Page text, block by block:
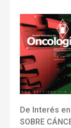
De Interés en
SOBRE